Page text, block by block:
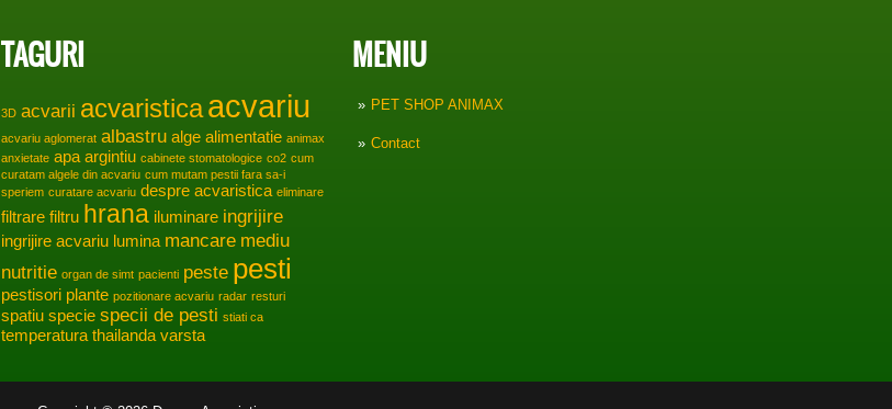
TAGURI
3D acvarii acvaristicaacvariu
acvariu aglomerat albastru alge alimentatie animax
anxietate apa argintiu cabinete stomatologice co2 cum
curatam algele din acvariu cum mutam pestii fara sa-i
speriem curatare acvariu despre acvaristica eliminare
filtrare filtru hrana iluminare ingrijire
ingrijire acvariu lumina mancare mediu
nutritie organ de simt pacienti peste pesti
pestisori plante pozitionare acvariu radar resturi
spatiu specie specii de pesti stiati ca
temperatura thailanda varsta
MENIU
PET SHOP ANIMAX
Contact